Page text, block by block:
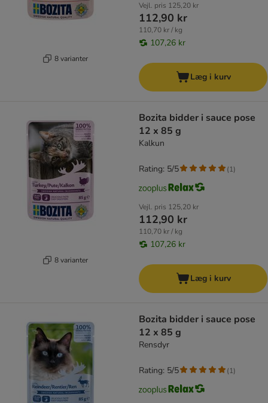
8 varianter
Vejl. pris 125,20 kr
112,90 kr
110,70 kr / kg
107,26 kr
Læg i kurv
8 varianter
Bozita bidder i sauce pose
12 x 85 g
Kalkun
Vejl. pris 125,20 kr
112,90 kr
110,70 kr / kg
107,26 kr
Rating: 5/5 (1)
Læg i kurv
Bozita bidder i sauce pose
12 x 85 g
Rensdyr
Rating: 5/5 (1)